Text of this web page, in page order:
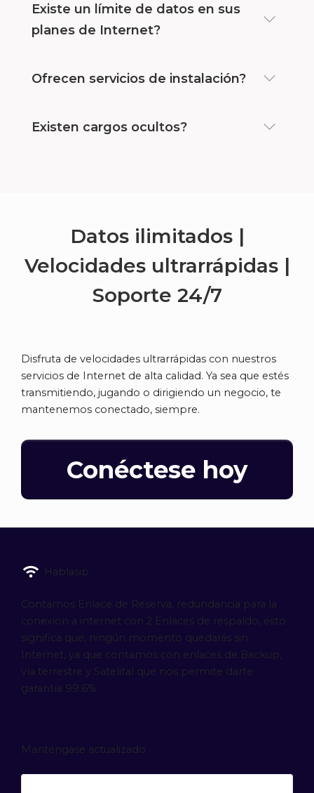
Existe un límite de datos en sus
planes de Internet?
Ofrecen servicios de instalación?
Existen cargos ocultos?
Datos ilimitados |
Velocidades ultrarrápidas |
Soporte 24/7
Disfruta de velocidades ultrarrápidas con nuestros
servicios de Internet de alta calidad. Ya sea que estés
transmitiendo, jugando o dirigiendo un negocio, te
mantenemos conectado, siempre.
Conéctese hoy
Hablasip
Contamos Enlace de Reserva, redundancia para la
conexion a internet con 2 Enlaces de respaldo, esto
significa que, ningún momento quedarás sin
Internet, ya que contamos con enlaces de Backup,
vía terrestre y Satelital que nos permite darte
garantía 99.6%.
Manténgase actualizado